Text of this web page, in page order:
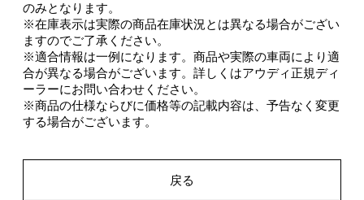
のみとなります。
※在庫表示は実際の商品在庫状況とは異なる場合がござい
ますのでご了承ください。
※適合情報は一例になります。商品や実際の車両により適
合が異なる場合がございます。詳しくはアウディ正規ディ
ーラーにお問い合わせください。
※商品の仕様ならびに価格等の記載内容は、予告なく変更
する場合がございます。
戻る